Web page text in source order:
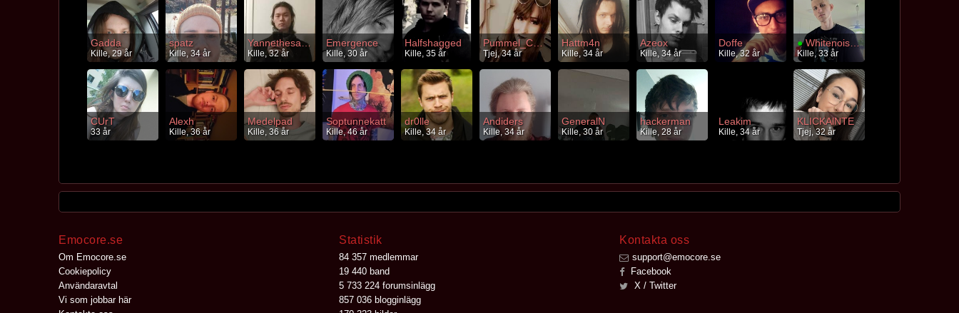
Gadda
Kille, 29 år
spatz
Kille, 34 år
Yannethesaftig
Kille, 32 år
Emergence
Kille, 30 år
Halfshagged
Kille, 35 år
Pummel_Chan
Tjej, 34 år
Hattm4n
Kille, 34 år
Azeox
Kille, 34 år
Doffe
Kille, 32 år
●Whitenoise92
Kille, 33 år
CUrT
33 år
Alexh
Kille, 36 år
Medelpad
Kille, 36 år
Soptunnekatt
Kille, 46 år
dr0lle
Kille, 34 år
Andiders
Kille, 34 år
GeneralN
Kille, 30 år
hackerman
Kille, 28 år
Leakim
Kille, 34 år
KLICKAlNTE
Tjej, 32 år
Emocore.se
Om Emocore.se
Cookiepolicy
Användaravtal
Vi som jobbar här
Statistik
84 357 medlemmar
19 440 band
5 733 224 forumsinlägg
857 036 blogginlägg
Kontakta oss
support@emocore.se
Facebook
X / Twitter